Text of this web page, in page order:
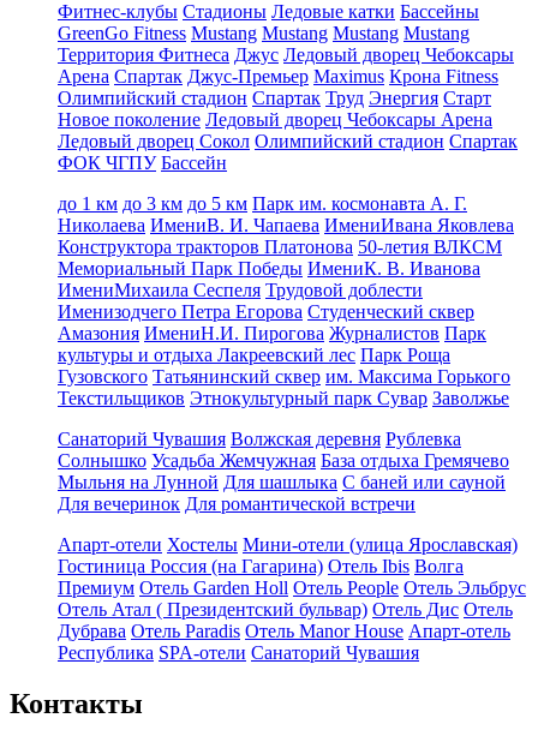
Фитнес-клубы Стадионы Ледовые катки Бассейны
GreenGo Fitness Mustang Mustang Mustang Mustang
Территория Фитнеса Джус Ледовый дворец Чебоксары
Арена Спартак Джус-Премьер Maximus Крона Fitness
Олимпийский стадион Спартак Труд Энергия Старт
Новое поколение Ледовый дворец Чебоксары Арена
Ледовый дворец Сокол Олимпийский стадион Спартак
ФОК ЧГПУ Бассейн
до 1 км до 3 км до 5 км Парк им. космонавта А. Г.
Николаева ИмениВ. И. Чапаева ИмениИвана Яковлева
Конструктора тракторов Платонова 50-летия ВЛКСМ
Мемориальный Парк Победы ИмениК. В. Иванова
ИмениМихаила Сеспеля Трудовой доблести
Именизодчего Петра Егорова Студенческий сквер
Амазония ИмениН.И. Пирогова Журналистов Парк
культуры и отдыха Лакреевский лес Парк Роща
Гузовского Татьянинский сквер им. Максима Горького
Текстильщиков Этнокультурный парк Сувар Заволжье
Санаторий Чувашия Волжская деревня Рублевка
Солнышко Усадьба Жемчужная База отдыха Гремячево
Мыльня на Лунной Для шашлыка С баней или сауной
Для вечеринок Для романтической встречи
Апарт-отели Хостелы Мини-отели (улица Ярославская)
Гостиница Россия (на Гагарина) Отель Ibis Волга
Премиум Отель Garden Holl Отель People Отель Эльбрус
Отель Атал ( Президентский бульвар) Отель Дис Отель
Дубрава Отель Paradis Отель Manor House Апарт-отель
Республика SPA-отели Санаторий Чувашия
Контакты